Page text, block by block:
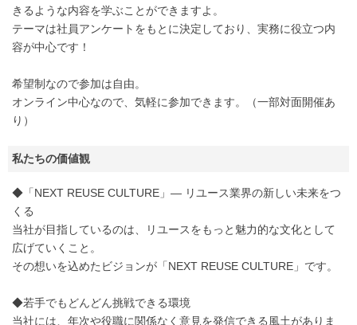
きるような内容を学ぶことができますよ。
テーマは社員アンケートをもとに決定しており、実務に役立つ内
容が中心です！
希望制なので参加は自由。
オンライン中心なので、気軽に参加できます。（一部対面開催あ
り）
私たちの価値観
◆「NEXT REUSE CULTURE」― リユース業界の新しい未来をつ
くる
当社が目指しているのは、リユースをもっと魅力的な文化として
広げていくこと。
その想いを込めたビジョンが「NEXT REUSE CULTURE」です。
◆若手でもどんどん挑戦できる環境
当社には、年次や役職に関係なく意見を発信できる風土がありま